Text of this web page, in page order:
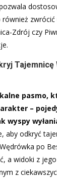
zwrócić
Zdrój czy
pasmo,
–
wyspy
aby odkryć
po
a widoki z
z